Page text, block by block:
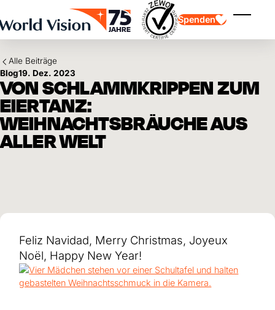
Spenden
Kinderpatenschaft
Kinderpatenschaft
Testament und Legat
Erdbeben Venezuela
Hilfe für Ukraine
Hilfe für Sudan
Hilfe für Afghanistan
Mittelverwendung
Jahresbericht und Finanzen
Afrika
Asien
Lateinamerika
Naher Osten und Europa
Alle Beiträge
Blog19. Dez. 2023
VON SCHLAMMKRIPPEN ZUM
EIERTANZ:
WEIHNACHTSBRÄUCHE AUS
ALLER WELT
Feliz Navidad, Merry Christmas, Joyeux
Noël, Happy New Year!